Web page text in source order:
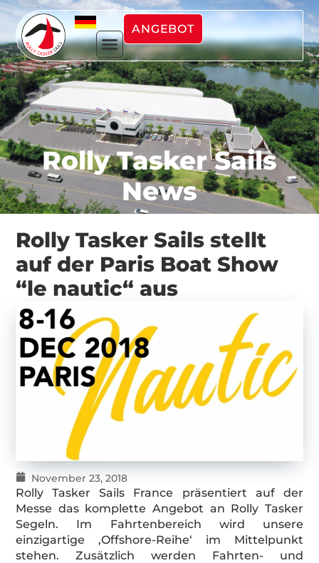
ANGEBOT
Rolly Tasker Sails
News
Rolly Tasker Sails stellt
auf der Paris Boat Show
“le nautic“ aus
November 23, 2018
Rolly Tasker Sails France präsentiert auf der
Messe das komplette Angebot an Rolly Tasker
Segeln. Im Fahrtenbereich wird unsere
einzigartige ‚Offshore-Reihe‘ im Mittelpunkt
stehen. Zusätzlich werden Fahrten- und